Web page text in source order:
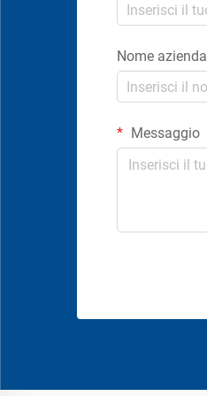
Nome azienda
Messaggio